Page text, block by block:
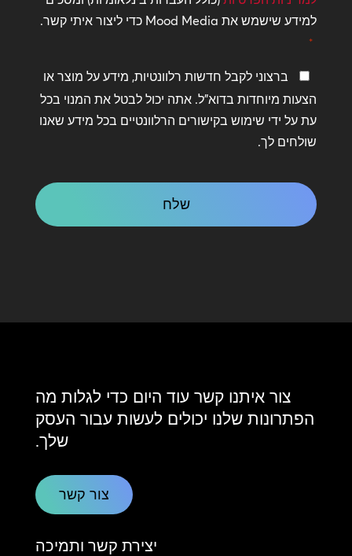
*
למידע שישמש את Mood Media כדי ליצור איתי קשר.
*
שמור
על
קשר
ברצוני לקבל חדשות רלוונטיות, מידע על מוצר או
הצעות מיוחדות בדוא"ל. אתה יכול לבטל את המנוי בכל
עת על ידי שימוש בקישורים הרלוונטיים בכל מידע שאנו
שולחים לך.
צור איתנו קשר עוד היום כדי לגלות מה
הפתרונות שלנו יכולים לעשות עבור העסק
שלך.
צור קשר
יצירת קשר ותמיכה